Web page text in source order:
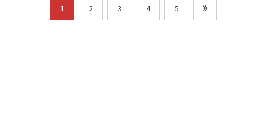
1 2 3 4 5